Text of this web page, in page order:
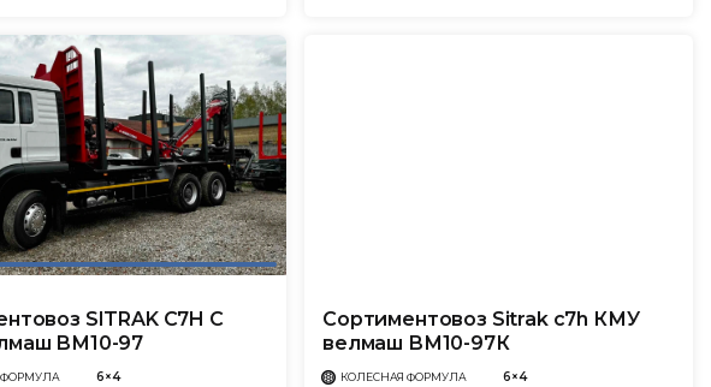
SITRAK C7H С
ВМ10-97
ФОРМУЛА 6×4
Сортиментовоз Sitrak c7h КМУ
велмаш ВМ10-97К
КОЛЕСНАЯ ФОРМУЛА 6×4